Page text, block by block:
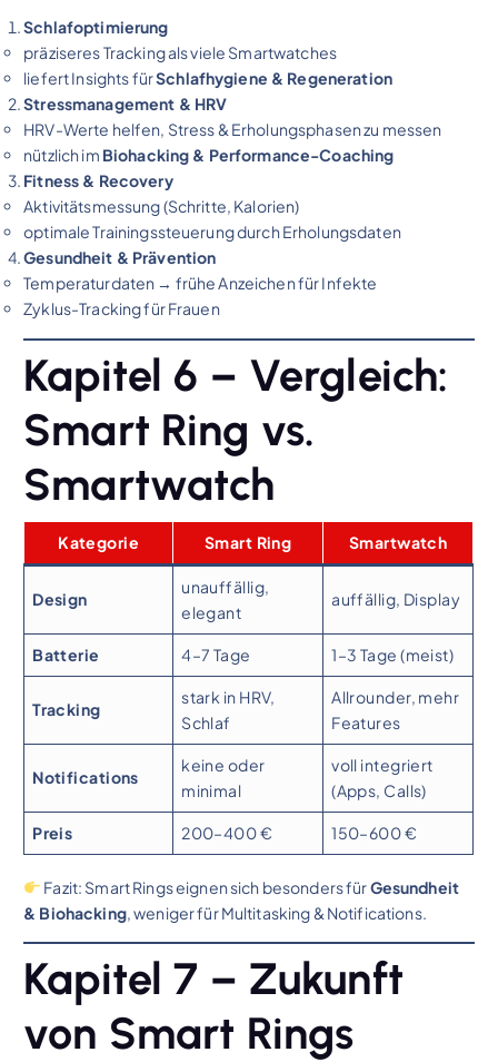
Schlafoptimierung
präziseres Tracking als viele Smartwatches
liefert Insights fürSchlafhygiene & Regeneration
Stressmanagement & HRV
HRV-Werte helfen, Stress & Erholungsphasen zu messen
nützlich im Biohacking & Performance-Coaching
Fitness & Recovery
Aktivitätsmessung (Schritte, Kalorien)
optimale Trainingssteuerung durch Erholungsdaten
Gesundheit & Prävention
Temperaturdaten → frühe Anzeichen für Infekte
Zyklus-Tracking für Frauen
Kapitel 6 – Vergleich:
Smart Ring vs.
Smartwatch
Kategorie Smart Ring Smartwatch
Design
unauffällig,
elegant
auffällig, Display
Batterie 4–7 Tage 1–3 Tage (meist)
Tracking
stark in HRV,
Schlaf
Allrounder, mehr
Features
Notifications
keine oder
minimal
voll integriert
(Apps, Calls)
Preis 200–400 € 150–600 €
Fazit: Smart Rings eignen sich besonders fürGesundheit
& Biohacking, weniger für Multitasking & Notifications.
Kapitel 7 – Zukunft
von Smart Rings